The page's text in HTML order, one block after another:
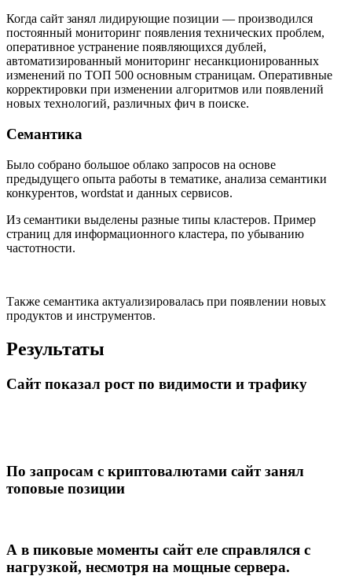
Когда сайт занял лидирующие позиции — производился
постоянный мониторинг появления технических проблем,
оперативное устранение появляющихся дублей,
автоматизированный мониторинг несанкционированных
изменений по ТОП 500 основным страницам. Оперативные
корректировки при изменении алгоритмов или появлений
новых технологий, различных фич в поиске.
Семантика
Было собрано большое облако запросов на основе
предыдущего опыта работы в тематике, анализа семантики
конкурентов, wordstat и данных сервисов.
Из семантики выделены разные типы кластеров. Пример
страниц для информационного кластера, по убыванию
частотности.
Также семантика актуализировалась при появлении новых
продуктов и инструментов.
Результаты
Сайт показал рост по видимости и трафику
По запросам с криптовалютами сайт занял
топовые позиции
А в пиковые моменты сайт еле справлялся с
нагрузкой, несмотря на мощные сервера.